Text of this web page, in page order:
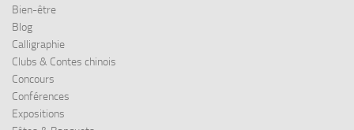
Bien-être
Blog
Calligraphie
Clubs & Contes chinois
Concours
Conférences
Expositions